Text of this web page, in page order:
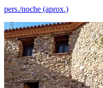
pers./noche (aprox.)